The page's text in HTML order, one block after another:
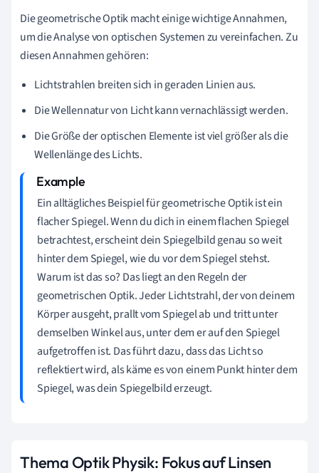
Die geometrische Optik macht einige wichtige Annahmen,
um die Analyse von optischen Systemen zu vereinfachen. Zu
diesen Annahmen gehören:
Lichtstrahlen breiten sich in geraden Linien aus.
Die Wellennatur von Licht kann vernachlässigt werden.
Die Größe der optischen Elemente ist viel größer als die
Wellenlänge des Lichts.
Ein alltägliches Beispiel für geometrische Optik ist ein
flacher Spiegel. Wenn du dich in einem flachen Spiegel
betrachtest, erscheint dein Spiegelbild genau so weit
hinter dem Spiegel, wie du vor dem Spiegel stehst.
Warum ist das so? Das liegt an den Regeln der
geometrischen Optik. Jeder Lichtstrahl, der von deinem
Körper ausgeht, prallt vom Spiegel ab und tritt unter
demselben Winkel aus, unter dem er auf den Spiegel
aufgetroffen ist. Das führt dazu, dass das Licht so
reflektiert wird, als käme es von einem Punkt hinter dem
Spiegel, was dein Spiegelbild erzeugt.
Thema Optik Physik: Fokus auf Linsen